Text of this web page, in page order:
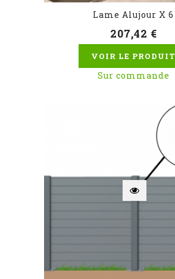
Lame Alujour X 6
207,42 €
VOIR LE PRODUIT
Sur commande